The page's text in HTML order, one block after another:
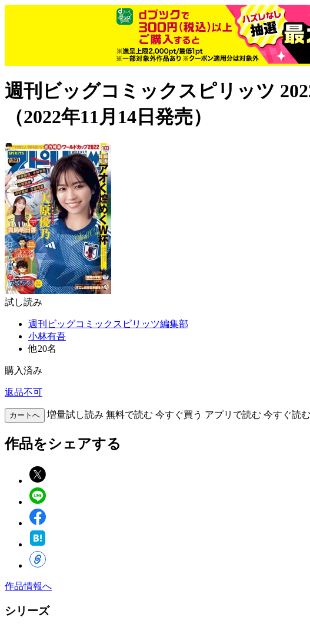
週刊ビッグコミックスピリッツ
（2022年11月14日発売）
試し読み
週刊ビッグコミックスピリッツ編集部
小林有吾
他20名
購入済み
返品不可
カートへ 増量試し読み 無料で読む 今すぐ買う アプリで読む 今すぐ読む
作品をシェアする
作品情報へ
シリーズ